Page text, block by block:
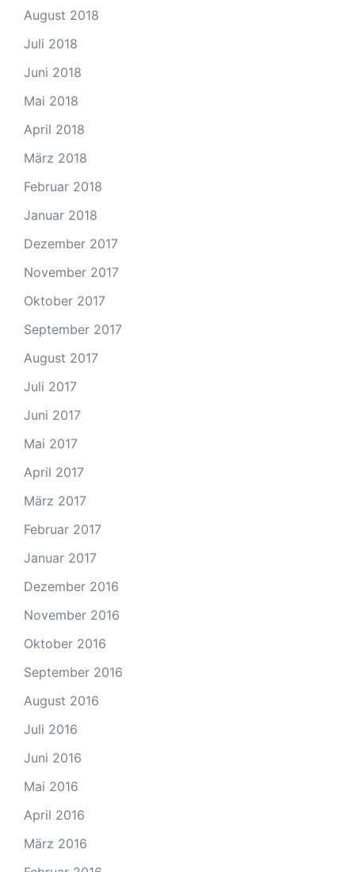
August 2018
Juli 2018
Juni 2018
Mai 2018
April 2018
März 2018
Februar 2018
Januar 2018
Dezember 2017
November 2017
Oktober 2017
September 2017
August 2017
Juli 2017
Juni 2017
Mai 2017
April 2017
März 2017
Februar 2017
Januar 2017
Dezember 2016
November 2016
Oktober 2016
September 2016
August 2016
Juli 2016
Juni 2016
Mai 2016
April 2016
März 2016